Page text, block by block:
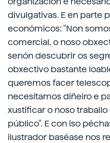
divulgativas. E en parte
económicos: "Non
comercial, o noso
senón descubrir os
obxectivo bastante
queremos facer
necesitamos diñeiro e
xustificar o noso
público". E con iso
ilustrador baséase nos